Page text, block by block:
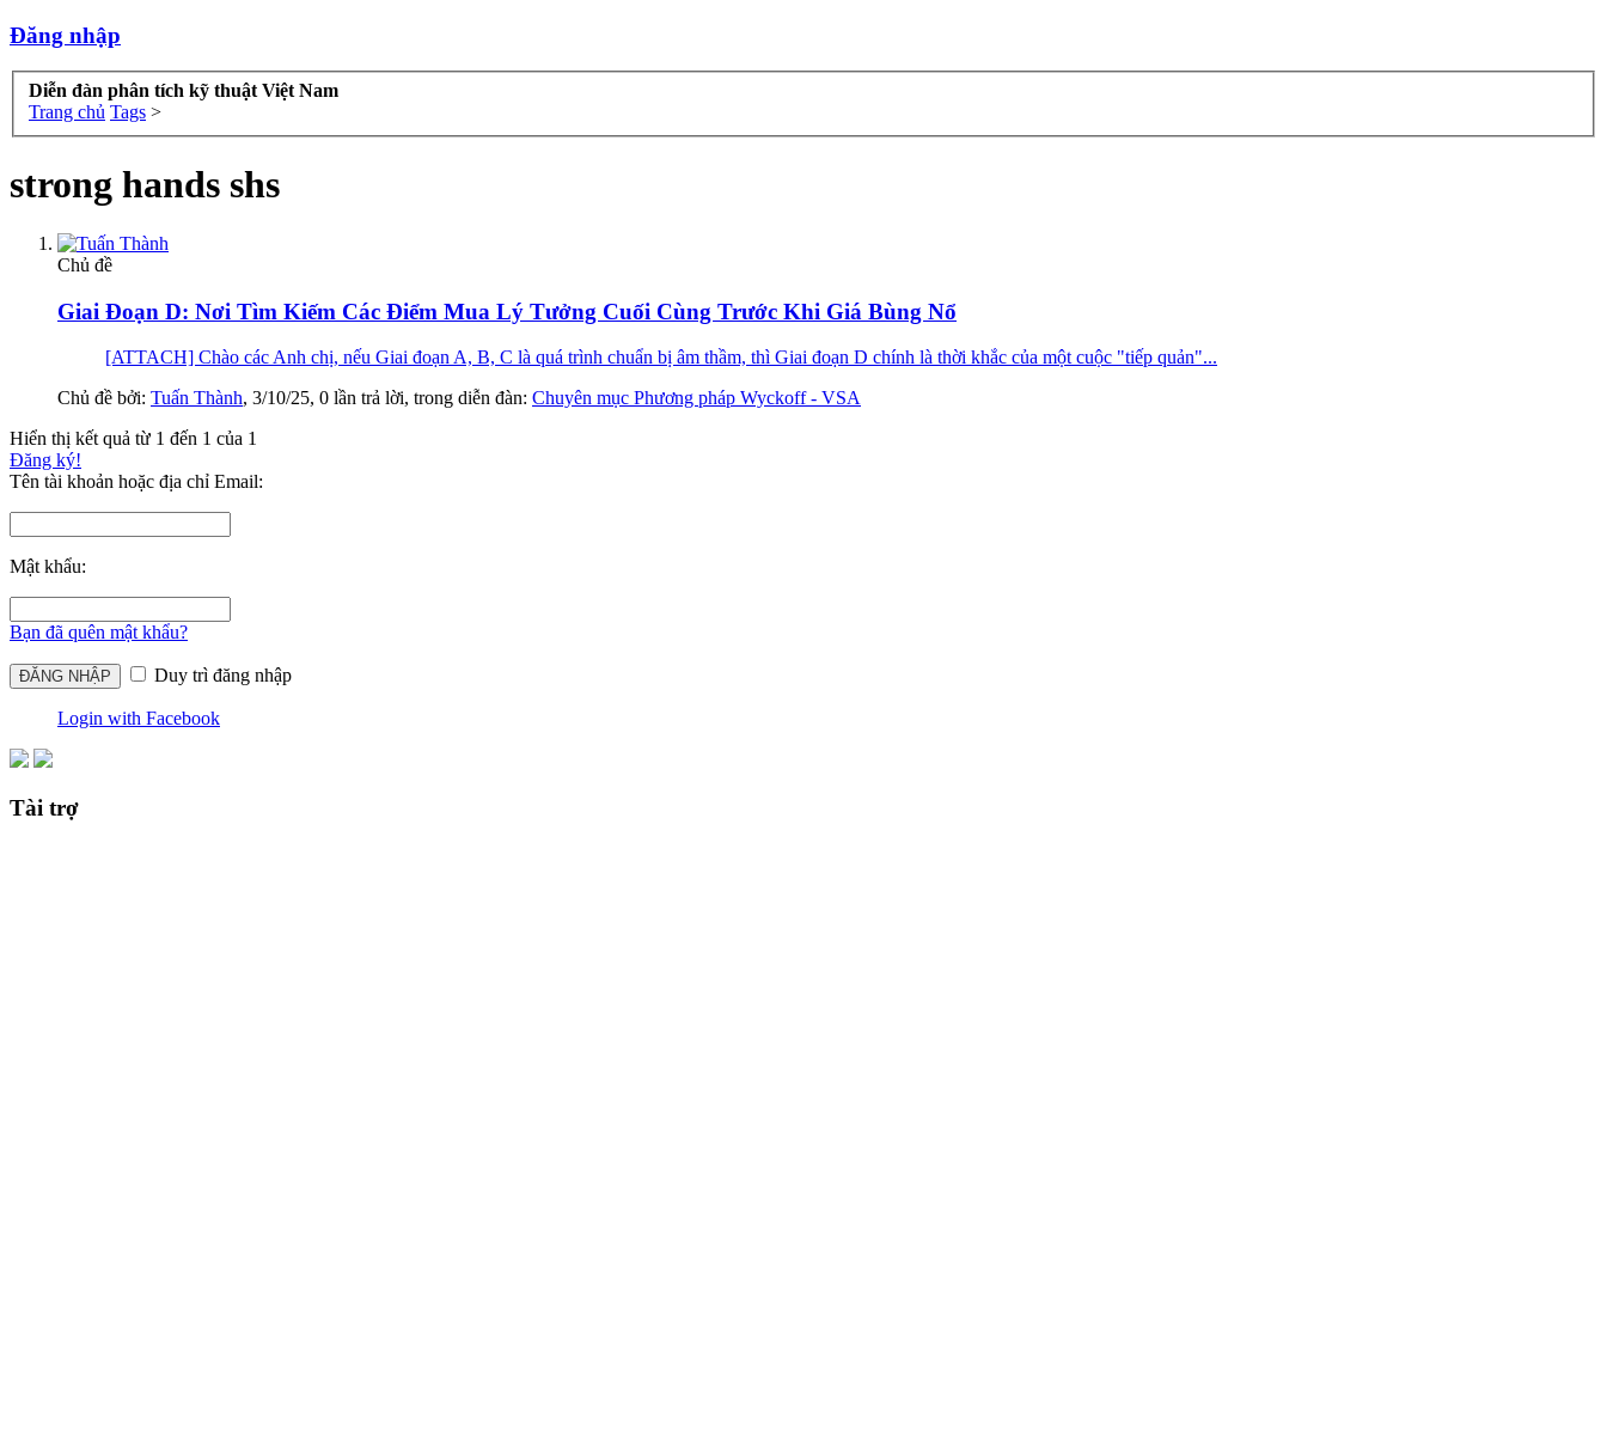
Đăng nhập
Diễn đàn phân tích kỹ thuật Việt Nam
Trang chủ Tags >
strong hands shs
Chủ đề
Giai Đoạn D: Nơi Tìm Kiếm Các Điểm Mua Lý Tưởng Cuối Cùng Trước Khi Giá Bùng Nổ
[ATTACH] Chào các Anh chị, nếu Giai đoạn A, B, C là quá trình chuẩn bị âm thầm, thì Giai đoạn D chính là thời khắc của một cuộc "tiếp quản"...
Chủ đề bởi: Tuấn Thành, 3/10/25, 0 lần trả lời, trong diễn đàn: Chuyên mục Phương pháp Wyckoff - VSA
Hiển thị kết quả từ 1 đến 1 của 1
Đăng ký!
Tên tài khoản hoặc địa chỉ Email:
Mật khẩu:
Bạn đã quên mật khẩu?
Duy trì đăng nhập
Login with Facebook
Tài trợ